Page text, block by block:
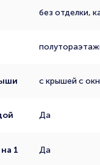
без отделки,
с крышей с
Да
1
Да